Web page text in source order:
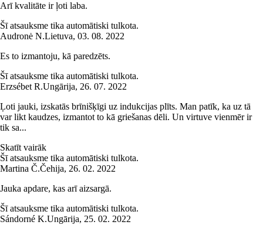
Arī kvalitāte ir ļoti laba.
Šī atsauksme tika automātiski tulkota.
Audronė N.Lietuva, 03. 08. 2022
Es to izmantoju, kā paredzēts.
Šī atsauksme tika automātiski tulkota.
Erzsébet R.Ungārija, 26. 07. 2022
Ļoti jauki, izskatās brīnišķīgi uz indukcijas plīts. Man patīk, ka uz tā
var likt kaudzes, izmantot to kā griešanas dēli. Un virtuve vienmēr ir
tik sa...
Skatīt vairāk
Šī atsauksme tika automātiski tulkota.
Martina Č.Čehija, 26. 02. 2022
Jauka apdare, kas arī aizsargā.
Šī atsauksme tika automātiski tulkota.
Sándorné K.Ungārija, 25. 02. 2022